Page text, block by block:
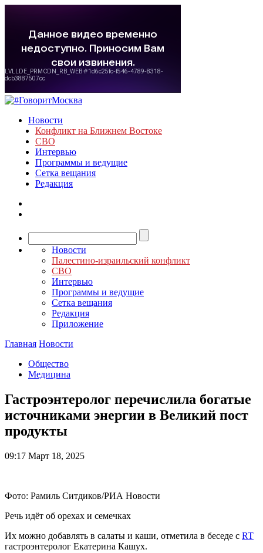
Новости
Конфликт на Ближнем Востоке
СВО
Интервью
Программы и ведущие
Сетка вещания
Редакция
Новости
Палестино-израильский конфликт
СВО
Интервью
Программы и ведущие
Сетка вещания
Редакция
Приложение
Главная Новости
Общество
Медицина
Гастроэнтеролог перечислила богатые
источниками энергии в Великий пост
продукты
09:17 Март 18, 2025
Фото: Рамиль Ситдиков/РИА Новости
Речь идёт об орехах и семечках
Их можно добавлять в салаты и каши, отметила в беседе с RT
гастроэнтеролог Екатерина Кашух.